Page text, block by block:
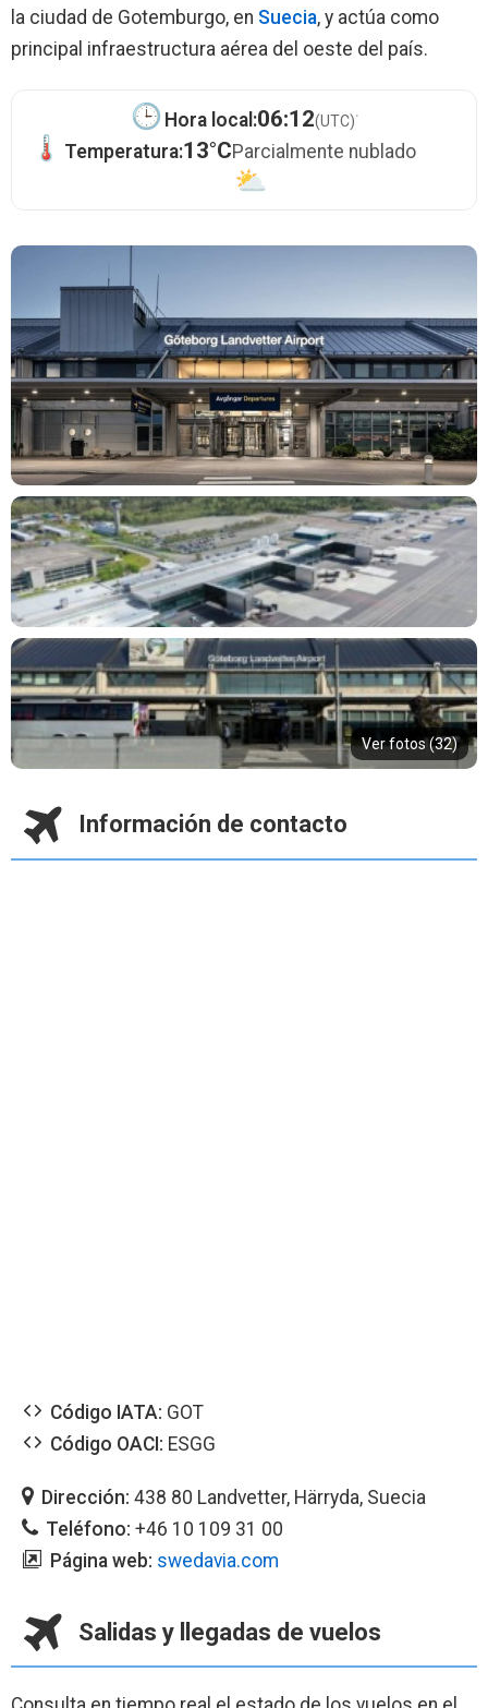
la ciudad de Gotemburgo, en Suecia, y actúa como
principal infraestructura aérea del oeste del país.
Hora local:06:12(UTC)·
Temperatura:13°CParcialmente nublado
Ver fotos (32)
Información de contacto
Código IATA: GOT
Código OACI: ESGG
Dirección: 438 80 Landvetter, Härryda, Suecia
Teléfono: +46 10 109 31 00
Página web: swedavia.com
Salidas y llegadas de vuelos